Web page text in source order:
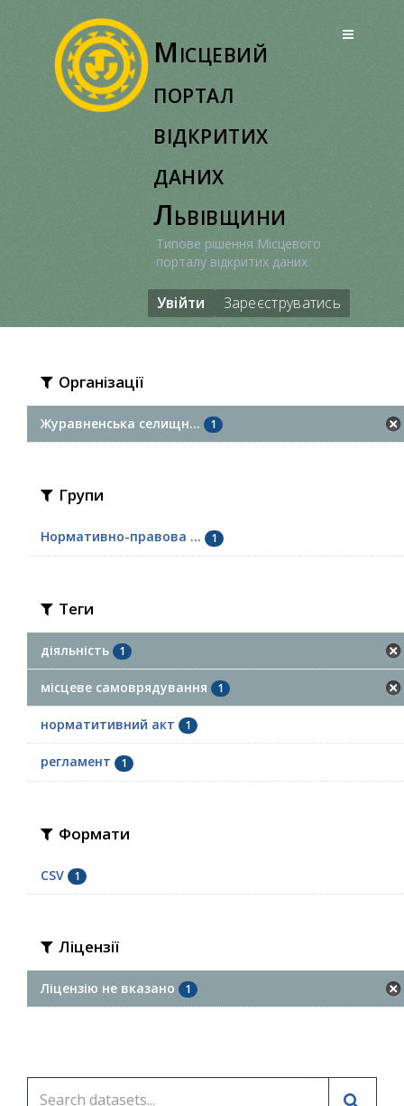
Місцевий
портал
відкритих
даних
Львівщини
Типове рішення Місцевого
порталу відкритих даних
Увійти Зареєструватись
Організації
Журавненська селищн... 1
Групи
Нормативно-правова ... 1
Теги
діяльність 1
місцеве самоврядування 1
норматитивний акт 1
регламент 1
Формати
CSV 1
Ліцензії
Ліцензію не вказано 1